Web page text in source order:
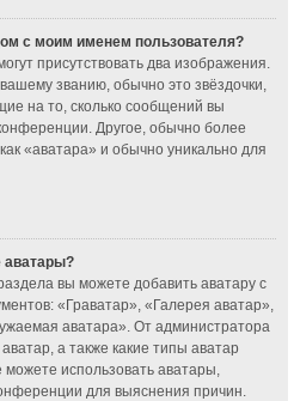
с моим именем пользователя?
присутствовать два изображения.
званию, обычно это звёздочки,
на то, сколько сообщений вы
Другое, обычно более
«аватара» и обычно уникально для
аватары?
вы можете добавить аватару с
«Граватар», «Галерея аватар»,
аватара». От администратора
а также какие типы аватар
использовать аватары,
для выяснения причин.